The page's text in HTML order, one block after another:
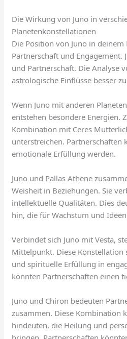
Die Wirkung von Juno in
Planetenkonstellationen
Die Position von Juno in
Partnerschaft und Engagement.
und Partnerschaft. Die Analyse
astrologische Einflüsse besser
Wenn Juno mit anderen
entstehen besondere Energien.
Kombination mit Ceres
unterstreichen. Partnerschaften
emotionale Erfüllung werden.
Juno und Pallas Athene
Weisheit in Beziehungen. Sie
intellektuelle Qualitäten. Dies
hin, die für Wachstum und
Verbindet sich Juno mit Vesta,
Mittelpunkt. Diese Konstellation
und spirituelle Erfüllung in
könnten Partnerschaften einen
Juno und Chiron bedeuten
zusammen. Diese Kombination
hindeuten, die Heilung und